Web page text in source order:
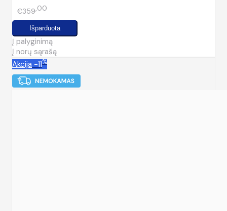
€359 00
Į palyginimą
Į norų sąrašą
Akcija -11%